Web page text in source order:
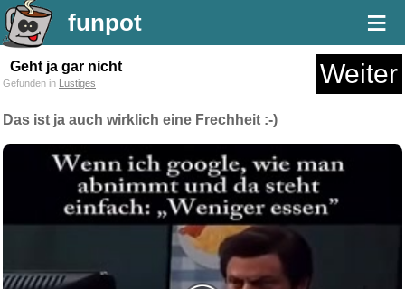
funpot ≡
Geht ja gar nicht Weiter
Gefunden in Lustiges
Das ist ja auch wirklich eine Frechheit :-)